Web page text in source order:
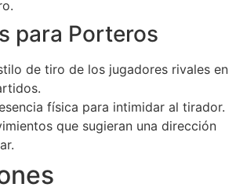
para Porteros
de tiro de los jugadores rivales en
física para intimidar al tirador.
que sugieran una dirección